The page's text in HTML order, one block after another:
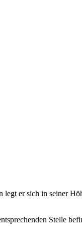
er sich in seiner
Stelle